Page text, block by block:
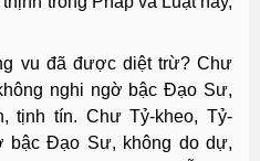
vu đã được diệt trừ? Chư
nghi ngờ bậc Ðạo Sư,
tịnh tín. Chư Tỷ-kheo, Tỷ-
bậc Ðạo Sư, không do dự,